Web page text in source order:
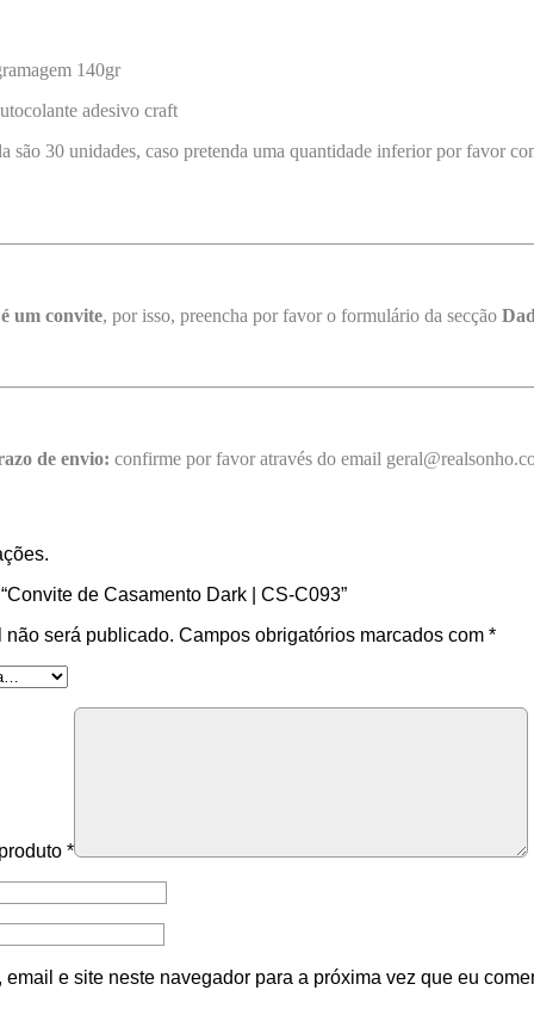
140gr
adesivo craft
são 30 unidades, caso pretenda uma quantidade inferior por favor
um convite, por isso, preencha por favor o formulário da secção
de envio: confirme por favor através do email
de Casamento Dark | CS-C093”
não será publicado. Campos obrigatórios marcados com *
*
email e site neste navegador para a próxima vez que eu